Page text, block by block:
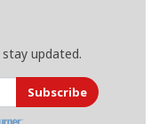
updated.
Subscribe